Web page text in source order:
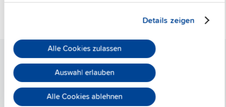
Details zeigen
Alle Cookies zulassen
Auswahl erlauben
Alle Cookies ablehnen